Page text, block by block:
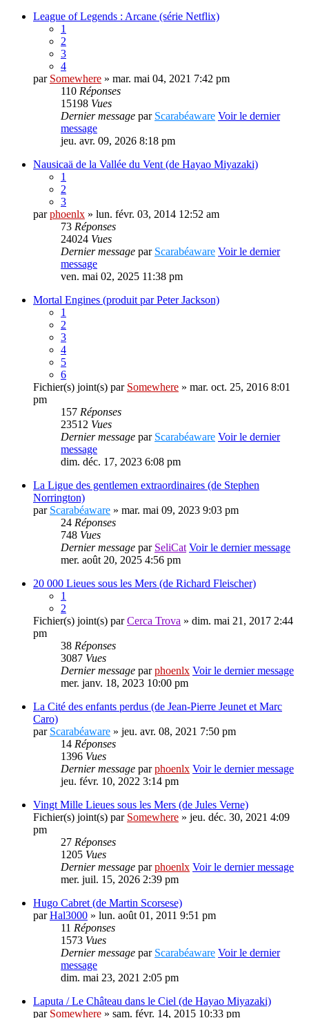
League of Legends : Arcane (série Netflix)
1
2
3
4
par Somewhere » mar. mai 04, 2021 7:42 pm
110 Réponses
15198 Vues
Dernier message par Scarabéaware Voir le dernier
message
jeu. avr. 09, 2026 8:18 pm
Nausicaä de la Vallée du Vent (de Hayao Miyazaki)
1
2
3
parphoenlx » lun. févr. 03, 2014 12:52 am
73 Réponses
24024 Vues
Dernier message par Scarabéaware Voir le dernier
message
ven. mai 02, 2025 11:38 pm
Mortal Engines (produit par Peter Jackson)
1
2
3
4
5
6
Fichier(s) joint(s) par Somewhere » mar. oct. 25, 2016 8:01
pm
157 Réponses
23512 Vues
Dernier message par Scarabéaware Voir le dernier
message
dim. déc. 17, 2023 6:08 pm
La Ligue des gentlemen extraordinaires (de Stephen
Norrington)
par Scarabéaware » mar. mai 09, 2023 9:03 pm
24 Réponses
748 Vues
Dernier message par SeliCat Voir le dernier message
mer. août 20, 2025 4:56 pm
20 000 Lieues sous les Mers (de Richard Fleischer)
1
2
Fichier(s) joint(s) parCerca Trova » dim. mai 21, 2017 2:44
pm
38 Réponses
3087 Vues
Dernier message parphoenlx Voir le dernier message
mer. janv. 18, 2023 10:00 pm
La Cité des enfants perdus (de Jean-Pierre Jeunet et Marc
Caro)
par Scarabéaware » jeu. avr. 08, 2021 7:50 pm
14 Réponses
1396 Vues
Dernier message parphoenlx Voir le dernier message
jeu. févr. 10, 2022 3:14 pm
Vingt Mille Lieues sous les Mers (de Jules Verne)
Fichier(s) joint(s) par Somewhere » jeu. déc. 30, 2021 4:09
pm
27 Réponses
1205 Vues
Dernier message parphoenlx Voir le dernier message
mer. juil. 15, 2026 2:39 pm
Hugo Cabret (de Martin Scorsese)
parHal3000 » lun. août 01, 2011 9:51 pm
11 Réponses
1573 Vues
Dernier message par Scarabéaware Voir le dernier
message
dim. mai 23, 2021 2:05 pm
Laputa / Le Château dans le Ciel (de Hayao Miyazaki)
par Somewhere » sam. févr. 14, 2015 10:33 pm